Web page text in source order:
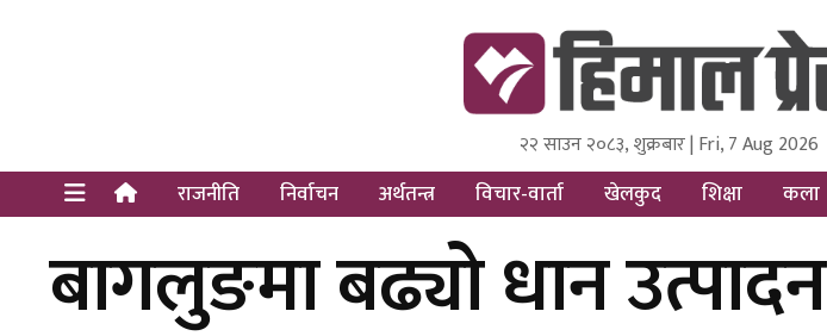
Himal Press
Dot NewsyNepal Media and Research Pvt Ltd.
२२ साउन २०८३, शुक्रबार | Fri, 7 Aug 2026
राजनीति निर्वाचन अर्थतन्त्र विचार-वार्ता खेलकुद शिक्षा कला
बागलुङमा बढ्यो धान उत्पादन